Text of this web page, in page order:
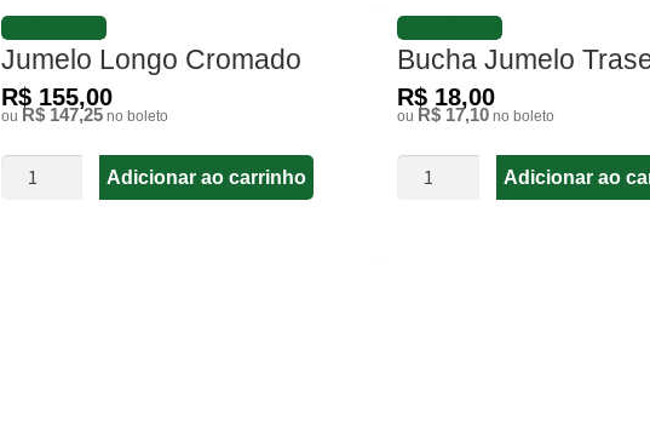
Jumelo Longo Cromado
R$ 155,00
ou R$ 147,25no boleto
Adicionar ao carrinho
Bucha Jumelo
R$ 18,00
ou R$ 17,10 no boleto
Adicionar ao